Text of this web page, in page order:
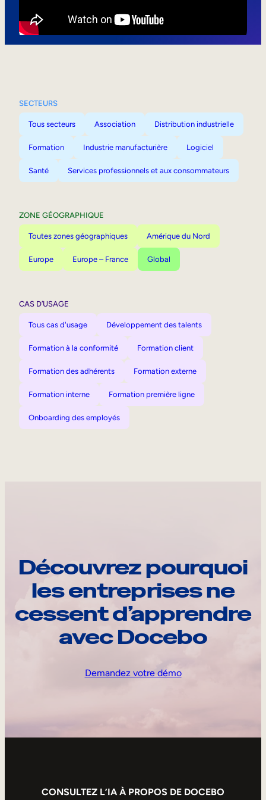
SECTEURS
Tous secteurs Association Distribution industrielle
Formation Industrie manufacturière Logiciel
Santé Services professionnels et aux consommateurs
ZONE GÉOGRAPHIQUE
Toutes zones géographiques Amérique du Nord
Europe Europe – France Global
CAS D’USAGE
Tous cas d'usage Développement des talents
Formation à la conformité Formation client
Formation des adhérents Formation externe
Formation interne Formation première ligne
Onboarding des employés
Découvrez pourquoi
les entreprises ne
cessent d’apprendre
avec Docebo
Demandez votre démo
CONSULTEZ L’IA À PROPOS DE DOCEBO